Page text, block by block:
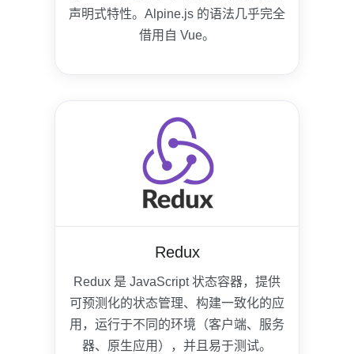
声明式特性。Alpine.js 的语法几乎完全
借用自 Vue。
Redux
Redux 是 JavaScript 状态容器，提供
可预测化的状态管理、构建一致化的应
用，运行于不同的环境（客户端、服务
器、原生应用），并且易于测试。